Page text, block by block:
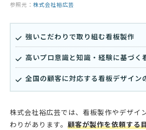
参照元： 株式会社裕広芸
強いこだわりで取り組む看板製作
高いプロ意識と知識・経験に基づく
全国の顧客に対応する看板デザイン
株式会社裕広芸では、看板製作やデザイ
わりがあります。 顧客が製作を依頼する